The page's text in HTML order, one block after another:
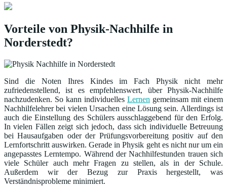
Vorteile von Physik-Nachhilfe in
Norderstedt?
Sind die Noten Ihres Kindes im Fach Physik nicht mehr
zufriedenstellend, ist es empfehlenswert, über Physik-Nachhilfe
nachzudenken. So kann individuelles Lernen gemeinsam mit einem
Nachhilfelehrer bei vielen Ursachen eine Lösung sein. Allerdings ist
auch die Einstellung des Schülers ausschlaggebend für den Erfolg.
In vielen Fällen zeigt sich jedoch, dass sich individuelle Betreuung
bei Hausaufgaben oder der Prüfungsvorbereitung positiv auf den
Lernfortschritt auswirken. Gerade in Physik geht es nicht nur um ein
angepasstes Lerntempo. Während der Nachhilfestunden trauen sich
viele Schüler auch mehr Fragen zu stellen, als in der Schule.
Außerdem wir der Bezug zur Praxis hergestellt, was
Verständnisprobleme minimiert.